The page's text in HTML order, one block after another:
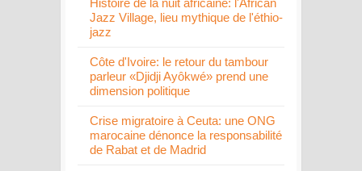
Jazz Village, lieu mythique de l'éthio-
jazz
Côte d'Ivoire: le retour du tambour
parleur «Djidji Ayôkwé» prend une
dimension politique
Crise migratoire à Ceuta: une ONG
marocaine dénonce la responsabilité
de Rabat et de Madrid